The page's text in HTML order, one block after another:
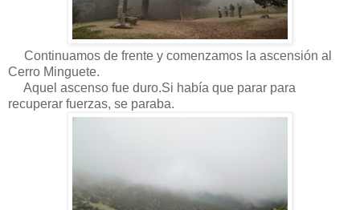
Continuamos de frente y comenzamos la ascensión al
Cerro Minguete.
Aquel ascenso fue duro.Si había que parar para
recuperar fuerzas, se paraba.